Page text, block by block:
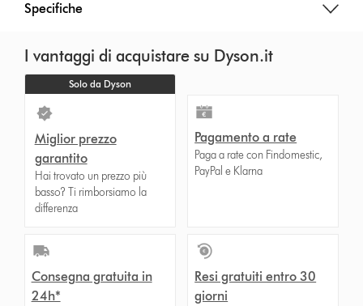
Specifiche
I vantaggi di acquistare su Dyson.it
Solo da Dyson
Miglior prezzo
garantito
Hai trovato un prezzo più
basso? Ti rimborsiamo la
differenza
Pagamento a rate
Paga a rate con Findomestic,
PayPal e Klarna
Consegna gratuita in
24h*
Resi gratuiti entro 30
giorni